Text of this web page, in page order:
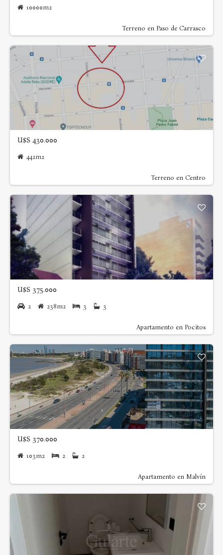
10000m2
Terreno en Paso de Carrasco
U$S 430.000
442m2
Terreno en Centro
U$S 375.000
2 238m2 3 3
Apartamento en Pocitos
U$S 370.000
103m2 2 2
Apartamento en Malvín